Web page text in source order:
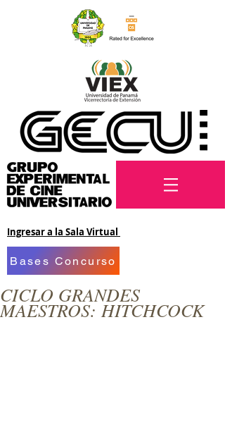
Ingresar a la Sala Virtual
Bases Concurso
CICLO GRANDES
MAESTROS: HITCHCOCK